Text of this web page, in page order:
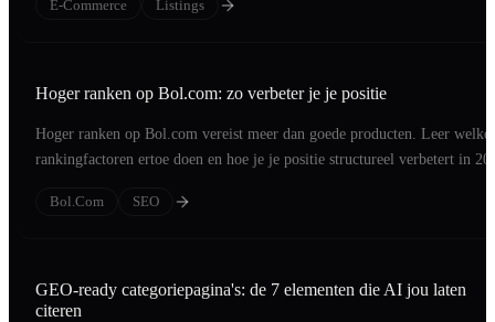
E-Commerce Listings
Hoger ranken op Bol.com: zo verbeter je je positie
Hoger ranken op Bol.com vereist meer dan goede producten. Leer welke
rankingfactoren ertoe doen en hoe je je positie structureel verbetert in
Bol.com SEO
GEO-ready categoriepagina's: de 7 elementen die AI jou laten
citeren